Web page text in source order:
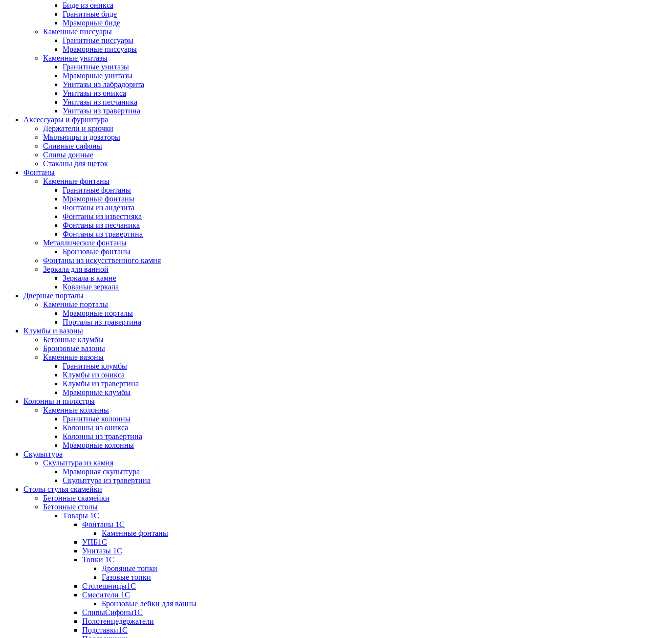
Биде из оникса
Гранитные биде
Мраморные биде
Каменные писсуары
Гранитные писсуары
Мраморные писсуары
Каменные унитазы
Гранитные унитазы
Мраморные унитазы
Унитазы из лабрадорита
Унитазы из оникса
Унитазы из песчаника
Унитазы из травертина
Аксессуары и фурнитура
Держатели и крючки
Мыльницы и дозаторы
Сливные сифоны
Сливы донные
Стаканы для щеток
Фонтаны
Каменные фонтаны
Гранитные фонтаны
Мраморные фонтаны
Фонтаны из андезита
Фонтаны из известняка
Фонтаны из песчаника
Фонтаны из травертина
Металлические фонтаны
Бронзовые фонтаны
Фонтаны из искусственного камня
Зеркала для ванной
Зеркала в камне
Кованые зеркала
Дверные порталы
Каменные порталы
Мраморные порталы
Порталы из травертина
Клумбы и вазоны
Бетонные клумбы
Бронзовые вазоны
Каменные вазоны
Гранитные клумбы
Клумбы из оникса
Клумбы из травертина
Мраморные клумбы
Колонны и пилястры
Каменные колонны
Гранитные колонны
Колонны из оникса
Колонны из травертина
Мраморные колонны
Скульптура
Скульптура из камня
Мраморная скульптура
Скульптура из травертина
Столы стулья скамейки
Бетонные скамейки
Бетонные столы
Tовары 1C
Фонтаны 1C
Каменные фонтаны
УПБ1С
Унитазы 1С
Топки 1С
Дровяные топки
Газовые топки
Столешницы1С
Смесители 1С
Бронзовые лейки для ванны
СливыСифоны1С
Полотенцедержатели
Подставки1С